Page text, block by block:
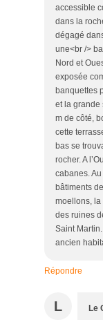
accessible
dans la
dégagé
une<br />
Nord et
exposée
banquettes
et la grande
m de côté,
cette
bas se
rocher. A
cabanes.
bâtiments
moellons, la
des ruines
Saint
ancien
Répondre
L Le